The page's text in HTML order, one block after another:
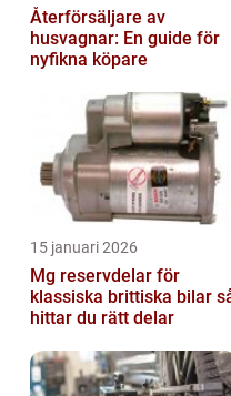
Återförsäljare av
husvagnar: En guide för
nyfikna köpare
15 januari 2026
Mg reservdelar för
klassiska brittiska bilar så
hittar du rätt delar